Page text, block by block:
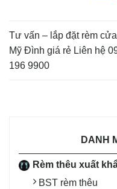
DANH
Rèm thêu xuất
BST rèm thêu
Tư vấn – lắp đặt rèm
Mỹ Đình giá rẻ Liên hệ
196 9900